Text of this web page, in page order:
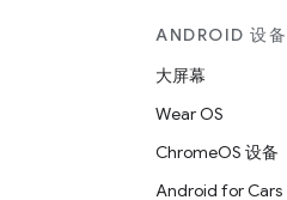
ANDROID 设备
大屏幕
Wear OS
ChromeOS 设备
Android for Cars